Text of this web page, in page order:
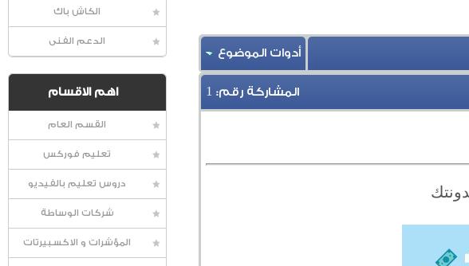
الكاش باك
الدعم الفنى
اهم الاقسام
القسم العام
تعليم فوركس
دروس تعليم بالفيديو
شركات الوساطة
المؤشرات و الاكسبيرتات
أدوات الموضوع
المشاركة رقم: 1